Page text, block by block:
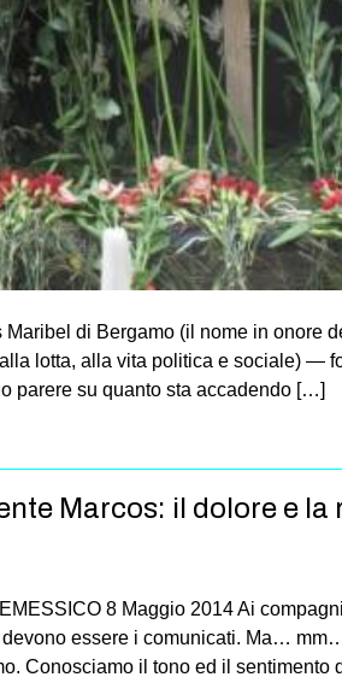
di Ber­gamo (il nome in onore
lotta, alla vita poli­tica e sociale) —
parere su quanto sta acca­dendo […]
Marcos: il dolore e la
8 Maggio 2014 Ai
essere i comunicati. Ma…
Conosciamo il tono ed il sentimento